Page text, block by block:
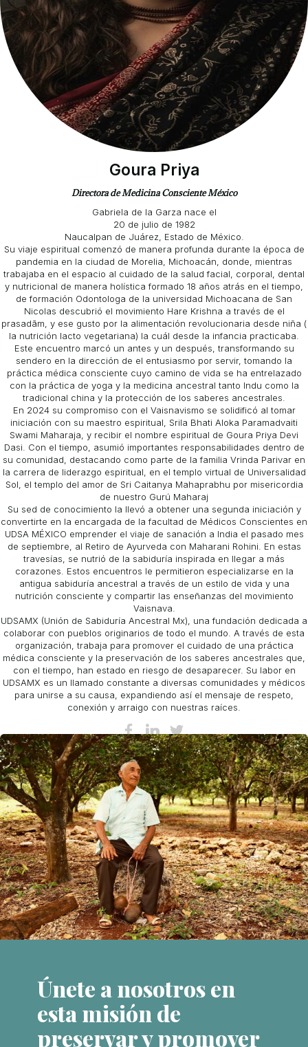
Goura Priya
Directora de Medicina Consciente México
Gabriela de la Garza nace el
20 de julio de 1982
Naucalpan de Juárez, Estado de México.
Su viaje espiritual comenzó de manera profunda durante la época de
pandemia en la ciudad de Morelia, Michoacán, donde, mientras
trabajaba en el espacio al cuidado de la salud facial, corporal, dental
y nutricional de manera holística formado 18 años atrás en el tiempo,
de formación Odontologa de la universidad Michoacana de San
Nicolas descubrió el movimiento Hare Krishna a través de el
prasadām, y ese gusto por la alimentación revolucionaria desde niña (
la nutrición lacto vegetariana) la cuál desde la infancia practicaba.
Este encuentro marcó un antes y un después, transformando su
sendero en la dirección de el entusiasmo por servir, tomando la
práctica médica consciente cuyo camino de vida se ha entrelazado
con la práctica de yoga y la medicina ancestral tanto Indu como la
tradicional china y la protección de los saberes ancestrales.
En 2024 su compromiso con el Vaisnavismo se solidificó al tomar
iniciación con su maestro espiritual, Srila Bhati Aloka Paramadvaiti
Swami Maharaja, y recibir el nombre espiritual de Goura Priya Devi
Dasi. Con el tiempo, asumió importantes responsabilidades dentro de
su comunidad, destacando como parte de la familia Vrinda Parivar en
la carrera de liderazgo espiritual, en el templo virtual de Universalidad
Sol, el templo del amor de Sri Caitanya Mahaprabhu por misericordia
de nuestro Gurú Maharaj
Su sed de conocimiento la llevó a obtener una segunda iniciación y
convertirte en la encargada de la facultad de Médicos Conscientes en
UDSA MÉXICO emprender el viaje de sanación a India el pasado mes
de septiembre, al Retiro de Ayurveda con Maharani Rohini. En estas
travesías, se nutrió de la sabiduría inspirada en llegar a más
corazones. Estos encuentros le permitieron especializarse en la
antigua sabiduría ancestral a través de un estilo de vida y una
nutrición consciente y compartir las enseñanzas del movimiento
Vaisnava.
UDSAMX (Unión de Sabiduría Ancestral Mx), una fundación dedicada a
colaborar con pueblos originarios de todo el mundo. A través de esta
organización, trabaja para promover el cuidado de una práctica
médica consciente y la preservación de los saberes ancestrales que,
con el tiempo, han estado en riesgo de desaparecer. Su labor en
UDSAMX es un llamado constante a diversas comunidades y médicos
para unirse a su causa, expandiendo así el mensaje de respeto,
conexión y arraigo con nuestras raíces.
Únete a nosotros en
esta misión de
preservar y promover